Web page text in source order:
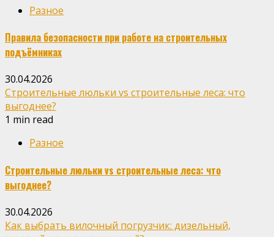
Разное
Правила безопасности при работе на строительных
подъёмниках
30.04.2026
Строительные люльки vs строительные леса: что
выгоднее?
1 min read
Разное
Строительные люльки vs строительные леса: что
выгоднее?
30.04.2026
Как выбрать вилочный погрузчик: дизельный,